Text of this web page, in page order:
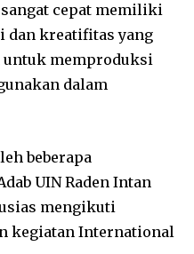
cepat memiliki
dan kreatifitas yang
memproduksi
dalam
beberapa
UIN Raden Intan
mengikuti
kegiatan International